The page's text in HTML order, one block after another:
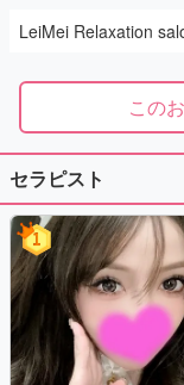
LeiMei Relaxation
この
セラピスト